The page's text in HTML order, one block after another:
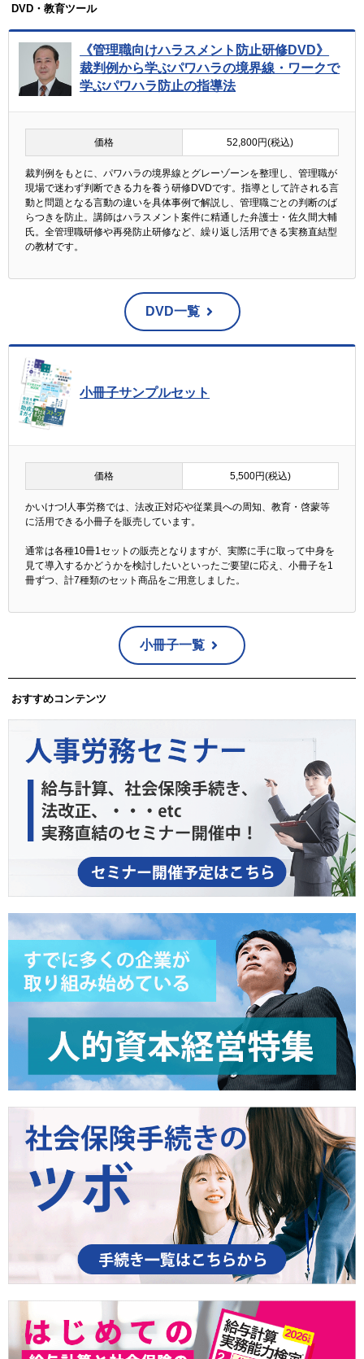
DVD・教育ツール
《管理職向けハラスメント防止研修DVD》
裁判例から学ぶパワハラの境界線・ワークで
学ぶパワハラ防止の指導法
価格 52,800円(税込)
裁判例をもとに、パワハラの境界線とグレーゾーンを整理し、管理職が
現場で迷わず判断できる力を養う研修DVDです。指導として許される言
動と問題となる言動の違いを具体事例で解説し、管理職ごとの判断のば
らつきを防止。講師はハラスメント案件に精通した弁護士・佐久間大輔
氏。全管理職研修や再発防止研修など、繰り返し活用できる実務直結型
の教材です。
DVD一覧
小冊子サンプルセット
価格 5,500円(税込)
かいけつ!人事労務では、法改正対応や従業員への周知、教育・啓蒙等
に活用できる小冊子を販売しています。
通常は各種10冊1セットの販売となりますが、実際に手に取って中身を
見て導入するかどうかを検討したいといったご要望に応え、小冊子を1
冊ずつ、計7種類のセット商品をご用意しました。
小冊子一覧
おすすめコンテンツ